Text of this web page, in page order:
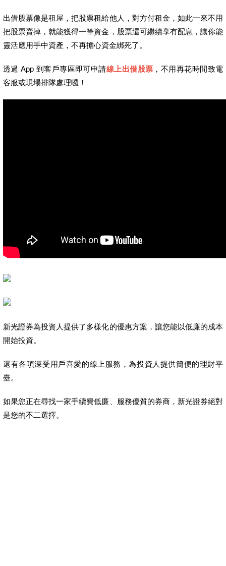
出借股票像是租屋，把股票租給他人，對方付租金，如此一來不用
把股票賣掉，就能獲得一筆資金，股票還可繼續享有配息，讓你能
靈活應用手中資產，不再擔心資金綁死了。
透過 App 到客戶專區即可申請線上出借股票 ，不用再花時間致電
客服或現場排隊處理囉！
新光證券為投資人提供了多樣化的優惠方案，讓您能以低廉的成本
開始投資。
還有各項深受用戶喜愛的線上服務，為投資人提供簡便的理財平
臺。
如果您正在尋找一家手續費低廉、服務優質的券商，新光證券絕對
是您的不二選擇。